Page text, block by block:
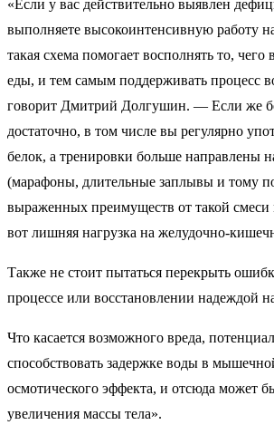
«Если у вас действительно выявлен
выполняете высокоинтенсивную работу
такая схема помогает восполнять то, чего
еды, и тем самым поддерживать процесс
говорит Дмитрий Долгушин. — Если же
достаточно, в том числе вы регулярно
белок, а тренировки больше направлены
(марафоны, длительные заплывы и тому
выраженных преимуществ от такой
вот лишняя нагрузка на желудочно-
Также не стоит пытаться перекрыть
процессе или восстановлении надеждой
Что касается возможного вреда,
способствовать задержке воды в
осмотического эффекта, и отсюда может
увеличения массы тела».